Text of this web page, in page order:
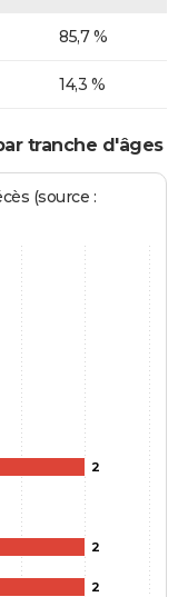
85,7 %
14,3 %
tranche d'âges
(source :
2
2
2